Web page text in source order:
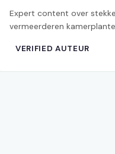
Expert content over
vermeerderen
VERIFIED AUTEUR